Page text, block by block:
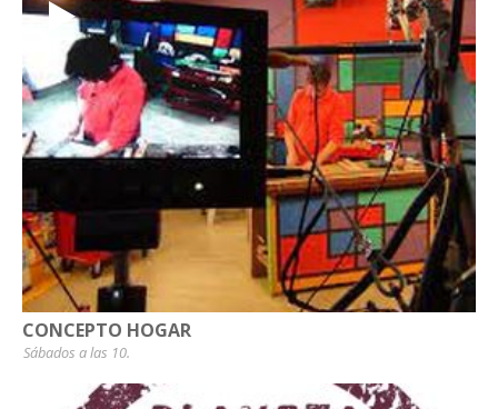
CONCEPTO HOGAR
Sábados a las 10.